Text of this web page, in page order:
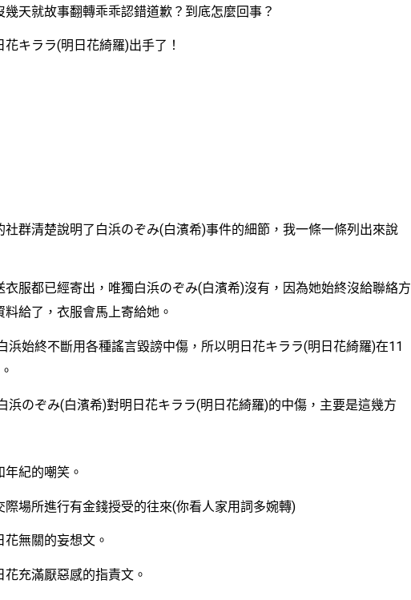
幾天就故事翻轉乖乖認錯道歉？到底怎麼回事？
ララ(明日花綺羅)出手了！
清楚說明了白浜のぞみ(白濱希)事件的細節，我一條一條列出來說
都已經寄出，唯獨白浜のぞみ(白濱希)沒有，因為她始終沒給聯絡方
給了，衣服會馬上寄給她。
始終不斷用各種謠言毀謗中傷，所以明日花キララ(明日花綺羅)在11
のぞみ(白濱希)對明日花キララ(明日花綺羅)的中傷，主要是這幾方
紀的嘲笑。
所進行有金錢授受的往來(你看人家用詞多婉轉)
無關的妄想文。
充滿厭惡感的指責文。